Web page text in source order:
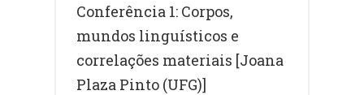
Conferência 1: Corpos,
mundos linguísticos e
correlações materiais [Joana
Plaza Pinto (UFG)]